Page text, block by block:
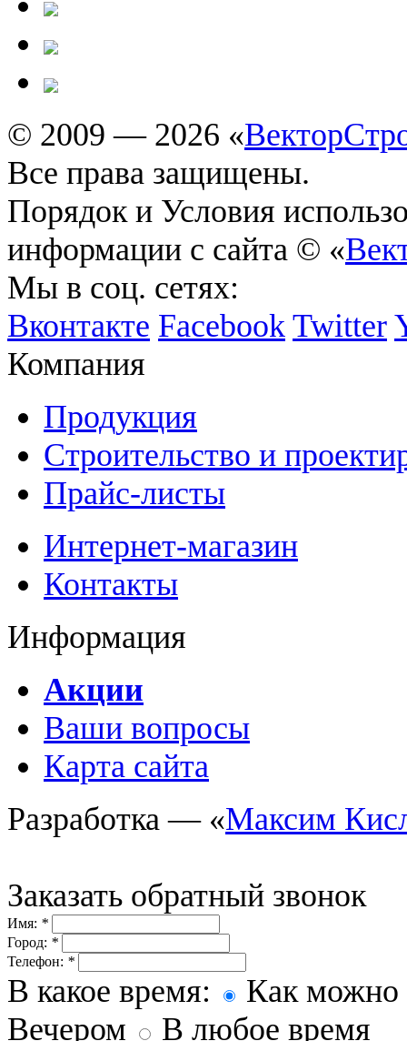
© 2009 — 2026 «
Все права защищены.
Порядок и Условия
информации с сайта © «
Мы в соц. сетях:
Вконтакте Facebook Twitter
Компания
Продукция
Строительство и
Прайс-листы
Интернет-магазин
Контакты
Информация
Акции
Ваши вопросы
Карта сайта
Разработка — «Максим
Заказать обратный звонок
Имя: *
Город: *
Телефон: *
В какое время:
Как можно
Вечером
В любое время